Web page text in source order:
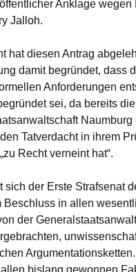
Anklage wegen
Jalloh.
hat diesen Antrag
damit begründet, dass
Anforderungen
sei, da bereits die
Naumburg
Tatverdacht in ihrem
Recht verneint hat“.
sich der Erste Strafsenat
Beschluss in allen
der